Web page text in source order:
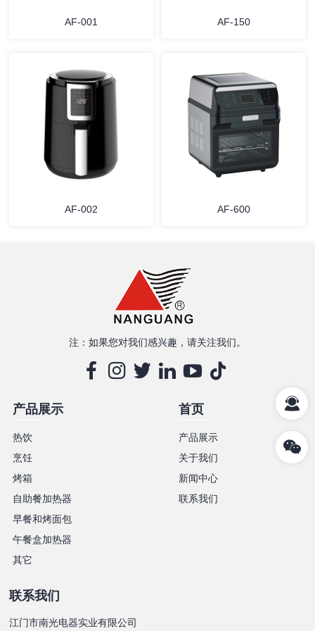
详情
AF-001
详情
AF-150
AF-002 AF-600
注：如果您对我们感兴趣，请关注我们。
产品展示
热饮
烹饪
烤箱
自助餐加热器
早餐和烤面包
午餐盒加热器
其它
首页
产品展示
关于我们
新闻中心
联系我们
联系我们
江门市南光电器实业有限公司